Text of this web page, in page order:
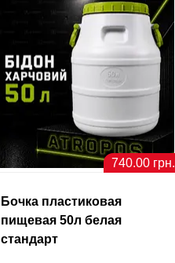
740.00 грн.
Бочка пластиковая
пищевая 50л белая
стандарт